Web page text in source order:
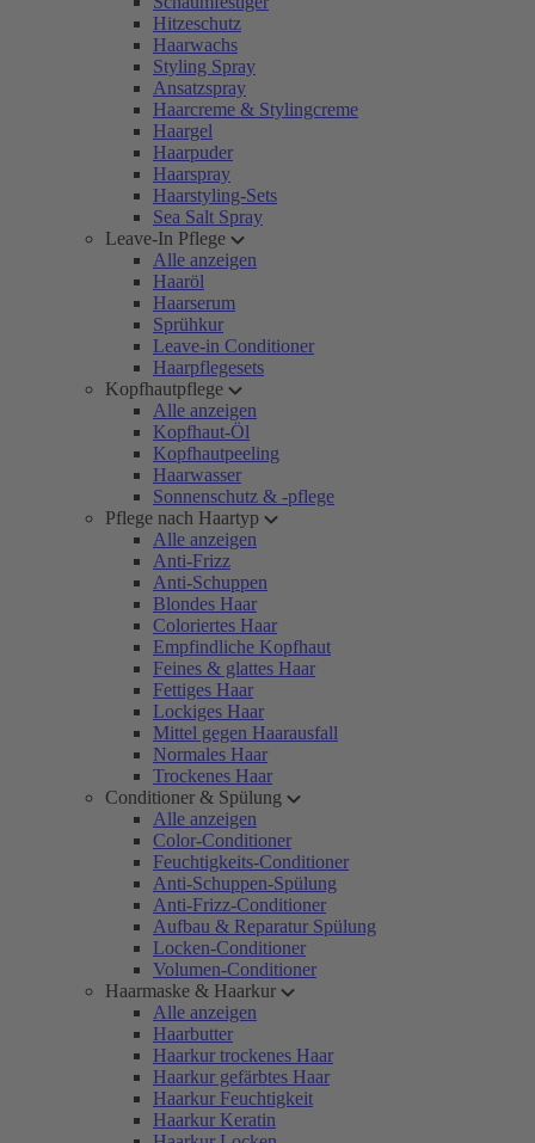
Hitzeschutz
Haarwachs
Styling Spray
Ansatzspray
Haarcreme & Stylingcreme
Haargel
Haarpuder
Haarspray
Haarstyling-Sets
Sea Salt Spray
Leave-In Pflege
Alle anzeigen
Haaröl
Haarserum
Sprühkur
Leave-in Conditioner
Haarpflegesets
Kopfhautpflege
Alle anzeigen
Kopfhaut-Öl
Kopfhautpeeling
Haarwasser
Sonnenschutz & -pflege
Pflege nach Haartyp
Alle anzeigen
Anti-Frizz
Anti-Schuppen
Blondes Haar
Coloriertes Haar
Empfindliche Kopfhaut
Feines & glattes Haar
Fettiges Haar
Lockiges Haar
Mittel gegen Haarausfall
Normales Haar
Trockenes Haar
Conditioner & Spülung
Alle anzeigen
Color-Conditioner
Feuchtigkeits-Conditioner
Anti-Schuppen-Spülung
Anti-Frizz-Conditioner
Aufbau & Reparatur Spülung
Locken-Conditioner
Volumen-Conditioner
Haarmaske & Haarkur
Alle anzeigen
Haarbutter
Haarkur trockenes Haar
Haarkur gefärbtes Haar
Haarkur Feuchtigkeit
Haarkur Keratin